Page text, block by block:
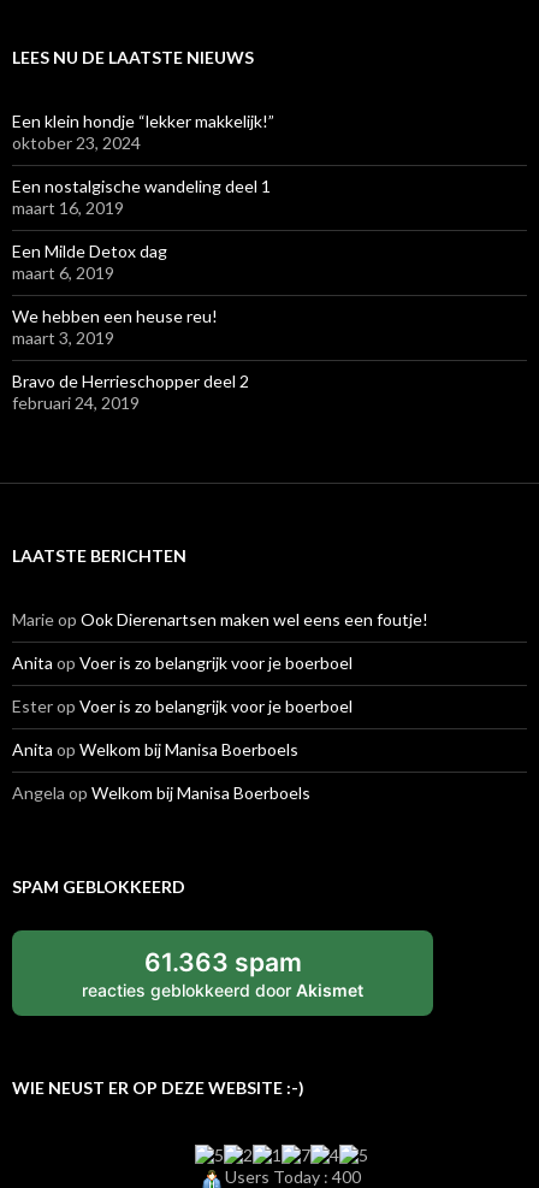
LEES NU DE LAATSTE NIEUWS
Een klein hondje “lekker makkelijk!”
oktober 23, 2024
Een nostalgische wandeling deel 1
maart 16, 2019
Een Milde Detox dag
maart 6, 2019
We hebben een heuse reu!
maart 3, 2019
Bravo de Herrieschopper deel 2
februari 24, 2019
LAATSTE BERICHTEN
Marieop Ook Dierenartsen maken wel eens een foutje!
Anita op Voer is zo belangrijk voor je boerboel
Esterop Voer is zo belangrijk voor je boerboel
Anita op Welkom bij Manisa Boerboels
Angela op Welkom bij Manisa Boerboels
SPAM GEBLOKKEERD
61.363 spam
reacties geblokkeerd door Akismet
WIE NEUST ER OP DEZE WEBSITE :-)
Users Today : 400